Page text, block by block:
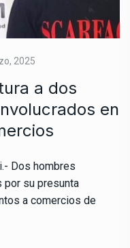
2025
a dos
en
Dos hombres
su presunta
a comercios de